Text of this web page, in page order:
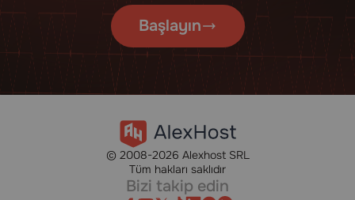
Başlayın
© 2008-2026 Alexhost SRL
Tüm hakları saklıdır
Bizi takip edin